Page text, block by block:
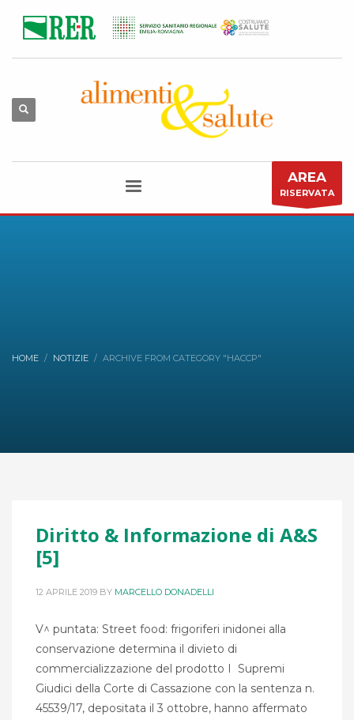
AREA
RISERVATA
HOME NOTIZIE ARCHIVE FROM CATEGORY "HACCP"
Diritto & Informazione di A&S
[5]
12 APRILE 2019 BY MARCELLO DONADELLI
V^ puntata: Street food: frigoriferi inidonei alla
conservazione determina il divieto di
commercializzazione del prodotto I Supremi
Giudici della Corte di Cassazione con la sentenza n.
45539/17, depositata il 3 ottobre, hanno affermato